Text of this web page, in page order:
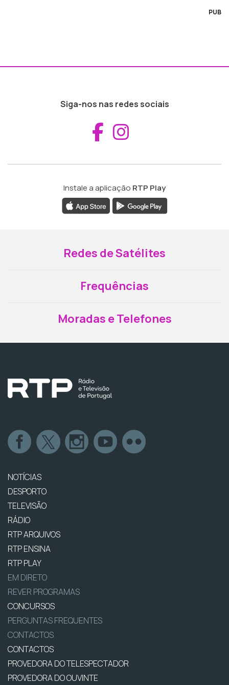
PUB
Siga-nos nas redes sociais
Aceder ao
Instale a aplicação RTP Play
Redes de Satélites
Frequências
Moradas e Telefones
NOTÍCIAS
DESPORTO
TELEVISÃO
RÁDIO
RTP ARQUIVOS
RTP ENSINA
RTP PLAY
EM DIRETO
REVER PROGRAMAS
CONCURSOS
PERGUNTAS FREQUENTES
CONTACTOS
CONTACTOS
PROVEDORA DO TELESPECTADOR
PROVEDORA DO OUVINTE